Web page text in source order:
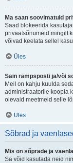
Ma saan soovimatuid
Saad blokeerida
privaatsõnumeid mingilt
võivad keelata sellel
Üles
Sain rämpsposti ja/või
Meil on kahju kuulda
administraatorile koopia
olevaid meetmeid selle
Üles
Sõbrad ja
Mis on sõprade ja
Sa võid kasutada neid